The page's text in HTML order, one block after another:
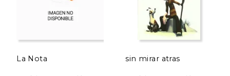
La Nota sin mirar atras